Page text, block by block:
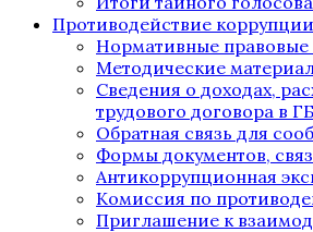
Противодействие коррупции
Нормативные
Методические
Сведения о доходах,
трудового договора в
Обратная связь для
Формы документов,
Антикоррупционная
Комиссия по
Приглашение к